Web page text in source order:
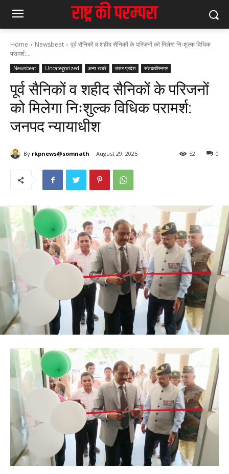
Home Newsbeat
पूर्व सैनिकों व शहीद सैनिकों के परिजनों को मिलेगा निःशुल्क विधिक
परामर्श:...
Newsbeat Uncategorized अन्य खबरे उत्तर प्रदेश संतकबीरनगर
पूर्व सैनिकों व शहीद सैनिकों के परिजनों
को मिलेगा निःशुल्क विधिक परामर्श:
जनपद न्यायाधीश
By rkpnews@somnath August 29, 2025 0
52